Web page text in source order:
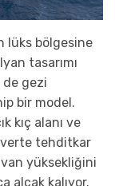
lüks bölgesine
tasarımı
de gezi
bir model.
kıç alanı ve
tehditkar
yüksekliğini
alçak kalıyor.